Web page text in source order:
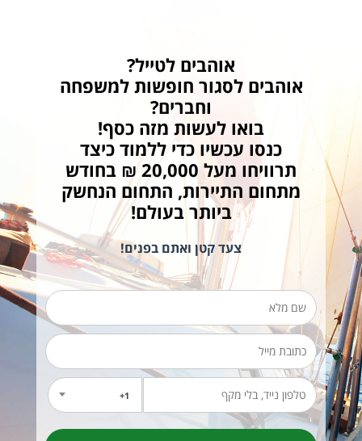
אוהבים לטייל?
אוהבים לסגור חופשות למשפחה
וחברים?
בואו לעשות מזה כסף!
כנסו עכשיו כדי ללמוד כיצד
תרוויחו מעל 20,000 ₪ בחודש
מתחום התיירות, התחום הנחשק
ביותר בעולם!
צעד קטן ואתם בפנים!
1+